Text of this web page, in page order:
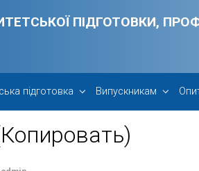
ПІДГОТОВКИ,
підготовка Випускникам